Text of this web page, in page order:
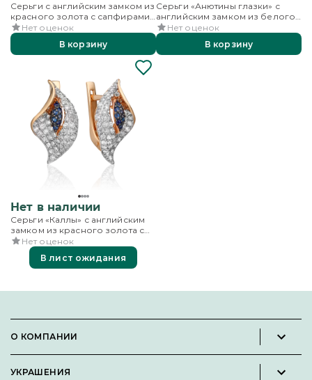
Серьги с английским замком из
красного золота с сапфирами
и бриллиантами
Нет оценок
В корзину
Серьги «Анютины глазки» с
английским замком из белого
золота с бриллиантами и
сапфирами
Нет оценок
В корзину
Нет в наличии
Серьги «Каллы» с английским
замком из красного золота с
бриллиантами и сапфирами
Нет оценок
В лист ожидания
О КОМПАНИИ
УКРАШЕНИЯ